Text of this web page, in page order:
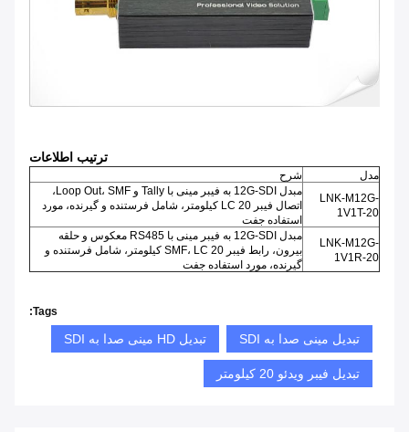
ترتیب اطلاعات
مدل
شرح
LNK-M12G-
1V1T-20
مبدل 12G-SDI به فیبر مینی با Tally و Loop Out، SMF،
اتصال فیبر LC 20 کیلومتر، شامل فرستنده و گیرنده، مورد
استفاده جفت
LNK-M12G-
1V1R-20
مبدل 12G-SDI به فیبر مینی با RS485 معکوس و حلقه
بیرون، رابط فیبر SMF، LC 20 کیلومتر، شامل فرستنده و
گیرنده، مورد استفاده جفت
Tags:
تبدیل مینی صدا به SDI تبدیل HD مینی صدا به SDI
تبدیل فیبر ویدئو 20 کیلومتر